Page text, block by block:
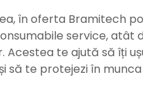
în oferta Bramitech
service, atât
Acestea te ajută să îți
să te protejezi în